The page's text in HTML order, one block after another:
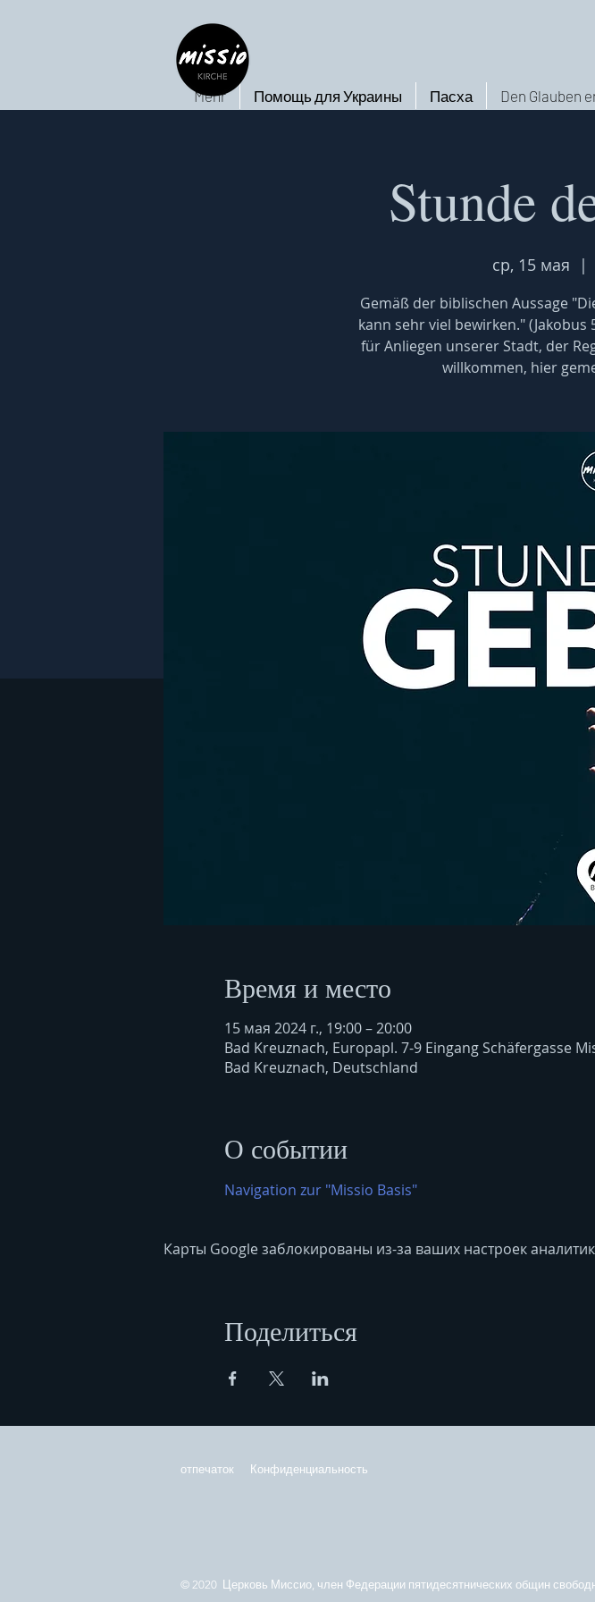
Den Glauben
Пасха
Помощь для Украины
Mehr
Stunde
ср, 15 мая
  |
Gemäß der biblischen Aussage
kann sehr viel bewirken."
für Anliegen unserer Stadt, der
willkommen, hier
Время и место
15 мая 2024 г., 19:00 – 20:00
Bad Kreuznach, Europapl. 7-9 Eingang Schäfergasse
Bad Kreuznach, Deutschland
О событии
Navigation zur "Missio Basis"
Карты Google заблокированы из-за ваших настроек
Поделиться
отпечаток Конфиденциальность
© 2020 Церковь Миссио, член Федерации пятидесятнических общин